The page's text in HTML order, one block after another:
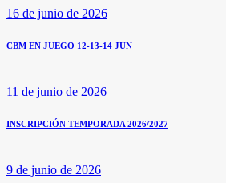
16 de junio de 2026
CBM EN JUEGO 12-13-14 JUN
11 de junio de 2026
INSCRIPCIÓN TEMPORADA 2026/2027
9 de junio de 2026